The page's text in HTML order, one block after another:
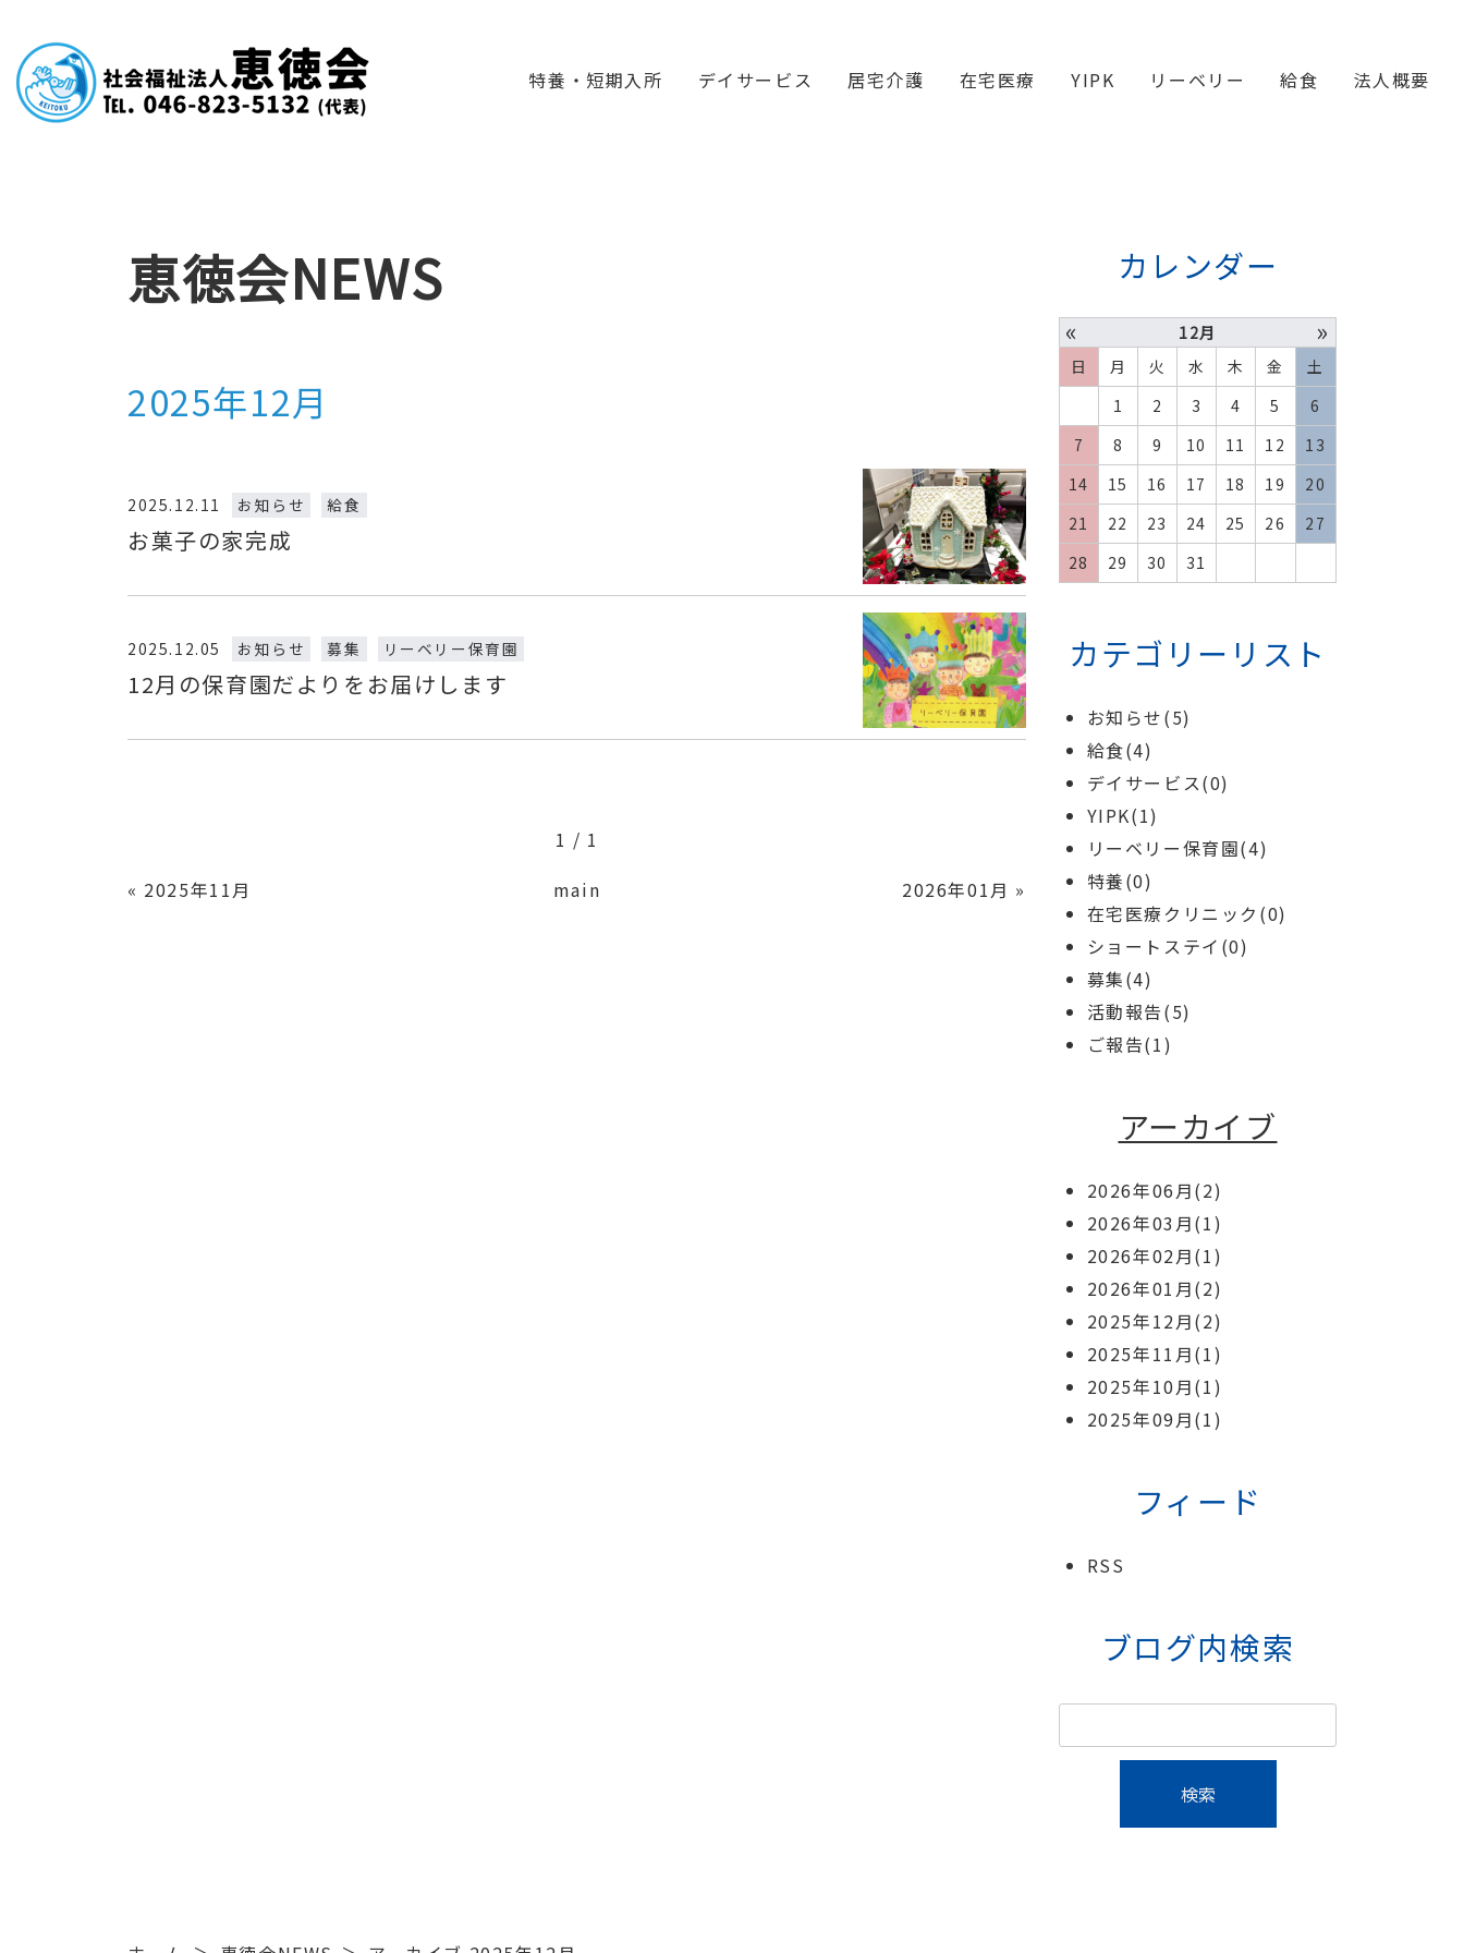
特養・短期入所 デイサービス 居宅介護 在宅医療 YIPK リーベリー 給食 法人概要
恵徳会NEWS
2025年12月
2025.12.11 お知らせ 給食
お菓子の家完成
2025.12.05 お知らせ 募集 リーベリー保育園
12月の保育園だよりをお届けします
1 / 1
« 2025年11月 main 2026年01月 »
カレンダー
« 12月 »
日 月 火 水 木 金
土
1
2 3 4 5
6
7
8 9 10 11 12
13
14
15 16 17 18 19
20
21
22 23 24 25 26
27
28
29 30 31
カテゴリーリスト
お知らせ(5)
給食(4)
デイサービス(0)
YIPK(1)
リーベリー保育園(4)
特養(0)
在宅医療クリニック(0)
ショートステイ(0)
募集(4)
活動報告(5)
ご報告(1)
アーカイブ
2026年06月(2)
2026年03月(1)
2026年02月(1)
2026年01月(2)
2025年12月(2)
2025年11月(1)
2025年10月(1)
2025年09月(1)
フィード
RSS
ブログ内検索